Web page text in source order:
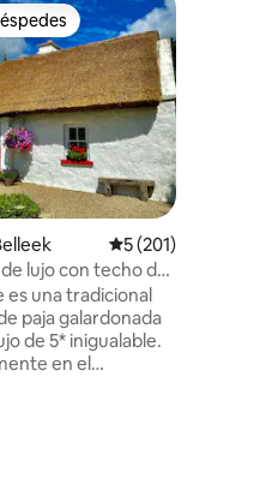
reseñas
preferido
Calificación
5 (201)
lujo con techo de
una tradicional
paja galardonada
de 5* inigualable.
en el